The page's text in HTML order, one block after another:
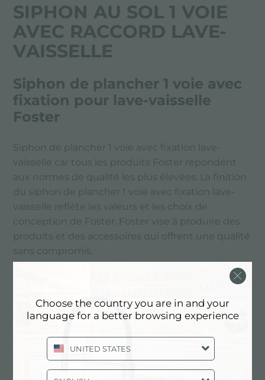
SIPHON AU SOL 1 VOIE
AVEC RACCORD LAVE-
VAISSELLE
Siphon de plancher 1 voie avec
fixation pour lave-vaisselle
Foster
Siphon de plancher 1 voie avec fixation lave-
vaisselle car tous les produits Foster répondent
aux normes de qualité les plus élevées. La finition
du siphon de plancher 1 voie avec fixation lave-
vaisselle reflète les valeurs et les choix de
conception de Foster. Foster vise à produire des
produits et des accessoires qui offrent une qualité
sans compromis.
Choose the country you are in and your
language for a better browsing experience
UNITED STATES